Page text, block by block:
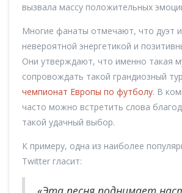
вызвала массу положительных
Многие фанаты отмечают, что дуэт
невероятной энергетикой и
Они утверждают, что именно такая
сопровождать такой грандиозный
чемпионат Европы по футболу. В
часто можно встретить слова
такой удачный выбор.
К примеру, одна из наиболее
Twitter гласит: